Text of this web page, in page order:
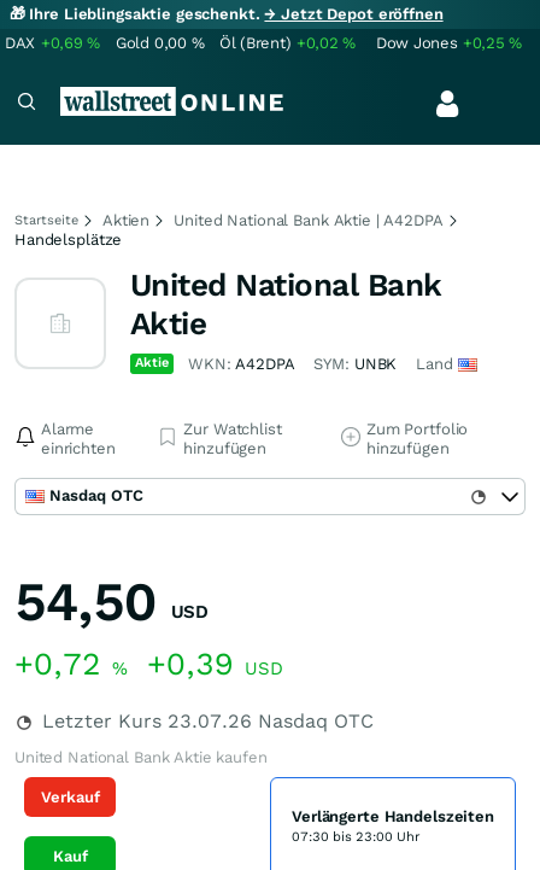
🎁 Ihre Lieblingsaktie geschenkt.→ Jetzt Depot eröffnen
DAX +0,69% Gold 0,00 % Öl (Brent) +0,02% Dow Jones +0,25%
Startseite Aktien
United National Bank Aktie | A42DPA
Handelsplätze
United National Bank
Aktie
Aktie WKN:A42DPA SYM: UNBK Land
Alarme
einrichten
Zur Watchlist
hinzufügen
Zum Portfolio
hinzufügen
Nasdaq OTC
54,50 USD
+0,72 % +0,39 USD
Letzter Kurs 23.07.26 Nasdaq OTC
United National Bank Aktie kaufen
Verkauf
Kauf
Verlängerte Handelszeiten
07:30 bis 23:00 Uhr